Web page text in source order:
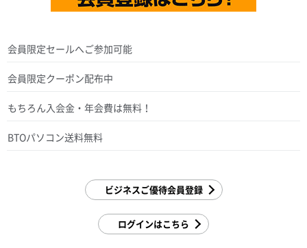
会員限定セールへご参加可能
会員限定クーポン配布中
もちろん入会金・年会費は無料！
BTOパソコン送料無料
ビジネスご優待会員登録
ログインはこちら